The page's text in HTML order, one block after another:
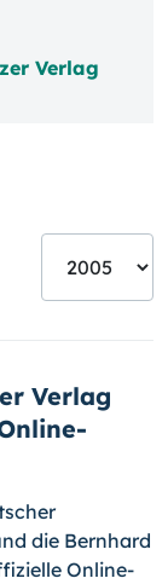
Verlag
Verlag
die Bernhard
Online-